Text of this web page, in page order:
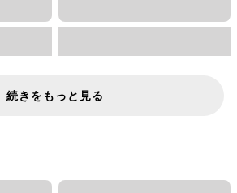
続きをもっと見る